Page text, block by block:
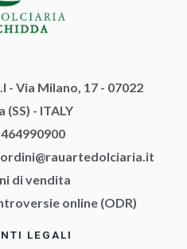
- Via Milano, 17 - 07022
(SS) - ITALY
ordini@rauartedolciaria.it
di vendita
online (ODR)
LEGALI